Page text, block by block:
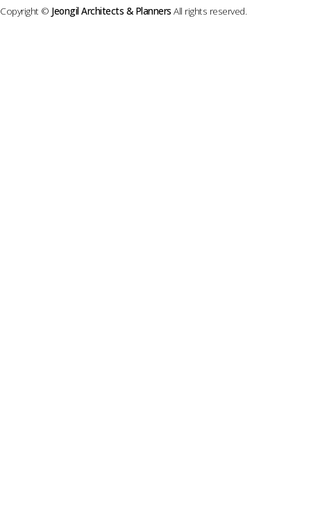
Copyright © Jeongil Architects & Planners All rights reserved.